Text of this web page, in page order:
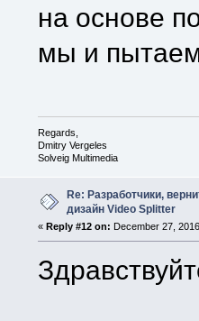
на основе
мы и
Regards,
Dmitry Vergeles
Solveig Multimedia
Re: Разработчики,
дизайн Video Splitter
« Reply #12 on: December 27,